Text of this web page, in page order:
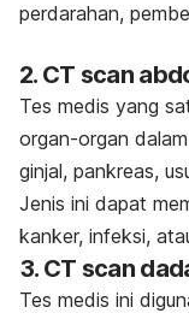
perdarahan,
2. CT scan
Tes medis yang
organ-organ
ginjal, pankreas,
Jenis ini dapat
kanker, infeksi,
3. CT scan
Tes medis ini